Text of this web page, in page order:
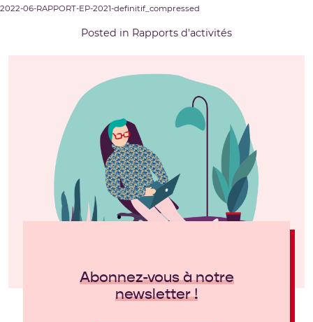
2022-06-RAPPORT-EP-2021-definitif_compressed
Posted in Rapports d'activités
Abonnez-vous à notre
newsletter !